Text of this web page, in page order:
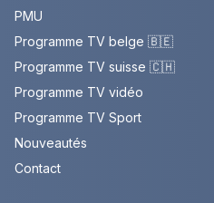
PMU
Programme TV belge 🇧🇪
Programme TV suisse 🇨🇭
Programme TV vidéo
Programme TV Sport
Nouveautés
Contact